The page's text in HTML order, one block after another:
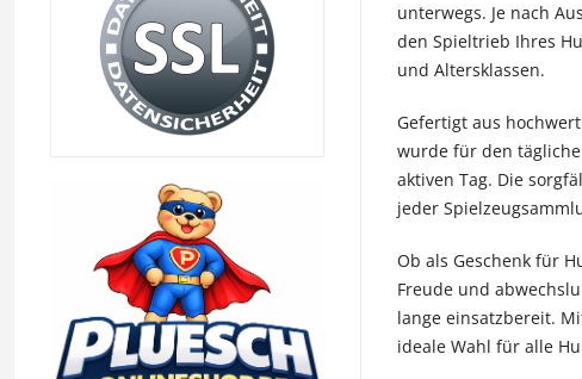
unterwegs. Je nach
den Spieltrieb Ihres
und Altersklassen.
Gefertigt aus
wurde für den
aktiven Tag. Die
jeder
Ob als Geschenk für
Freude und
lange einsatzbereit.
ideale Wahl für alle